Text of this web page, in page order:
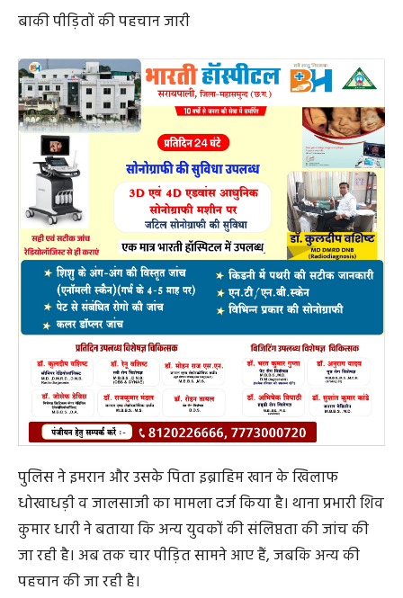
बाकी पीड़ितों की पहचान जारी
पुलिस ने इमरान और उसके पिता इब्राहिम खान के खिलाफ
धोखाधड़ी व जालसाजी का मामला दर्ज किया है। थाना प्रभारी शिव
कुमार धारी ने बताया कि अन्य युवकों की संलिप्तता की जांच की
जा रही है। अब तक चार पीड़ित सामने आए हैं, जबकि अन्य की
पहचान की जा रही है।